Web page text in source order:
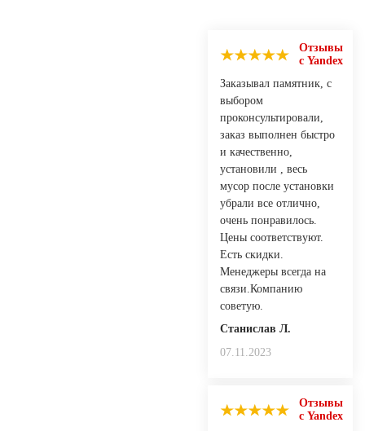
Отзывы
с Yandex
Заказывал памятник, с
выбором
проконсультировали,
заказ выполнен быстро
и качественно,
установили , весь
мусор после установки
убрали все отлично,
очень понравилось.
Цены соответствуют.
Есть скидки.
Менеджеры всегда на
связи.Компанию
советую.
Станислав Л.
07.11.2023
Отзывы
с Yandex